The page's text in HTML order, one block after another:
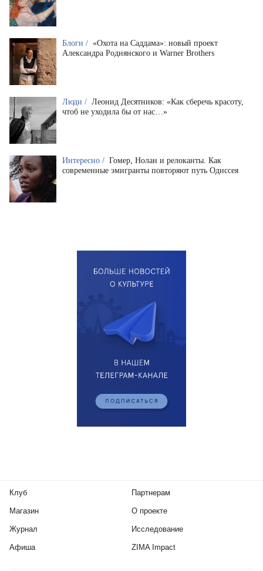
Блоги / «Охота на Саддама»: новый проект
Александра Роднянского и Warner Brothers
Люди / Леонид Десятников: «Как сберечь красоту,
чтоб не уходила бы от нас…»
Интересно / Гомер, Нолан и релоканты. Как
современные эмигранты повторяют путь Одиссея
Клуб
Магазин
Журнал
Афиша
Партнерам
О проекте
Исследование
ZIMA Impact